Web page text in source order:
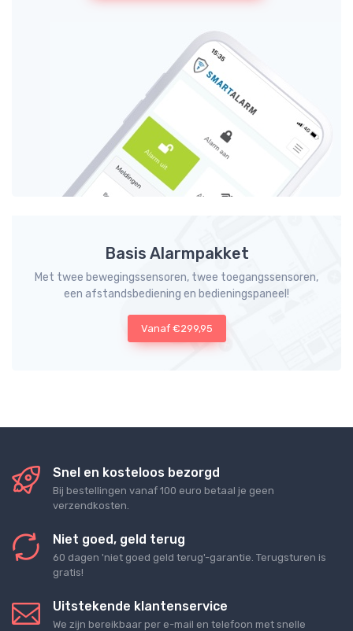
Basis Alarmpakket
Met twee bewegingssensoren, twee toegangssensoren,
een afstandsbediening en bedieningspaneel!
Vanaf €299,95
Snel en kosteloos bezorgd
Bij bestellingen vanaf 100 euro betaal je geen
verzendkosten.
Niet goed, geld terug
60 dagen 'niet goed geld terug'-garantie. Terugsturen is
gratis!
Uitstekende klantenservice
We zijn bereikbaar per e-mail en telefoon met snelle